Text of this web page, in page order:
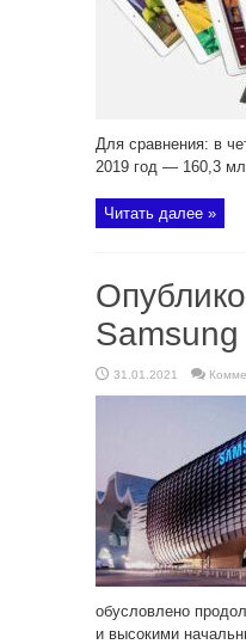
Для сравнения: в
2019 год — 160,3
Читать далее »
Samsung
31.01.2021
обусловлено
и высокими